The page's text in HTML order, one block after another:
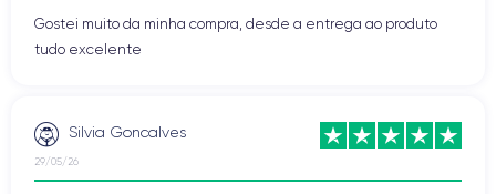
Gostei muito da minha compra, desde a entrega ao produto
tudo excelente
Silvia Goncalves
29/05/26